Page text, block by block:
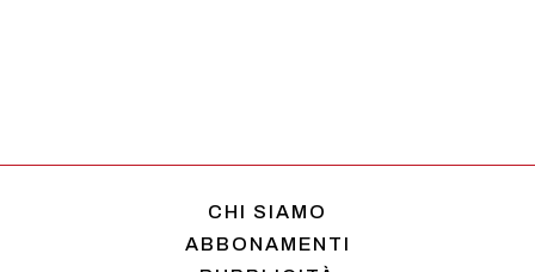
CHI SIAMO
ABBONAMENTI